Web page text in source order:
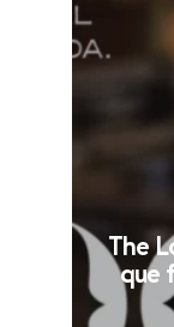
The
que